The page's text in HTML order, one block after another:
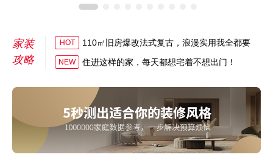
家装
攻略
HOT 110㎡旧房爆改法式复古，浪漫实用我全都要
NEW 住进这样的家，每天都想宅着不想出门！